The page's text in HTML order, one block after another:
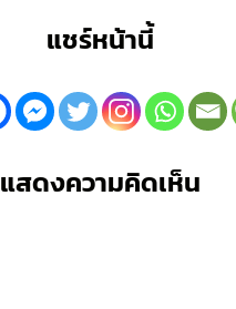
แชร์หน้านี้
แสดงความคิดเห็น